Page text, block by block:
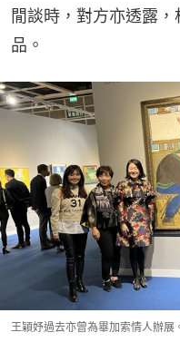
閒談時，對方亦透露
品。
王穎妤過去亦曾為畢加索情人辦展